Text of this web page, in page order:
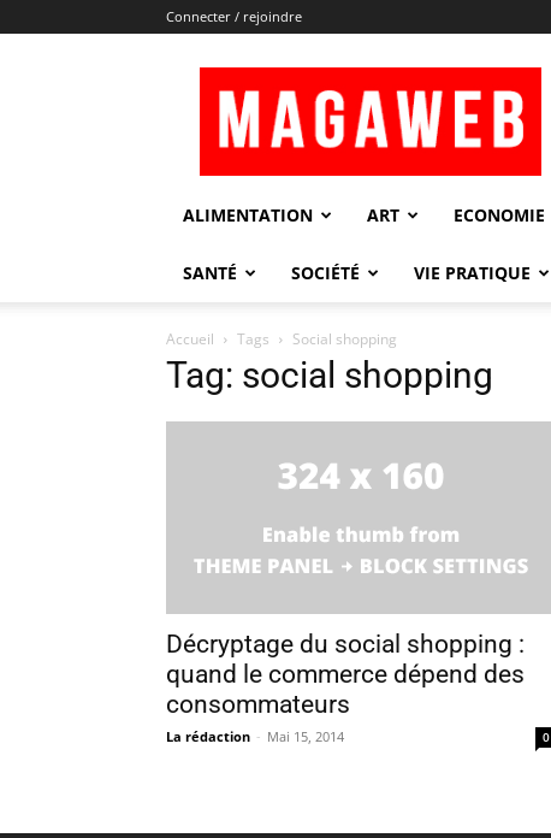
Connecter / rejoindre
ALIMENTATION ART ECONOMIE
SANTÉ SOCIÉTÉ VIE PRATIQUE
Accueil Tags Social shopping
Tag: social shopping
Décryptage du social shopping :
quand le commerce dépend des
consommateurs
La rédaction - Mai 15, 2014 0